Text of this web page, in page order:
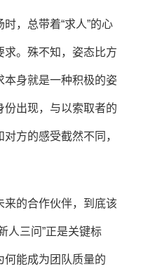
，总带着“求人”的心
求。殊不知，姿态比方
本身就是一种积极的姿
份出现，与以索取者的
方的感受截然不同，
来的合作伙伴，到底该
人三问”正是关键标
何能成为团队质量的